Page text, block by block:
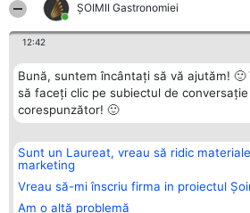
ȘOIMII Gastronomiei
12:42
Bună, suntem încântați să vă ajutăm! 🙂
să faceți clic pe subiectul de conversație
corespunzător! 🙂
Sunt un Laureat, vreau să ridic
marketing
Vreau să-mi înscriu firma in proiectul
Am o altă problemă
Organizator Ranking
BRIGHT SOLUTIONS BR SRL
Aleea Timisul De Sus 2 Bl. A30
Sc. A Et. 4 Ap. 13 Cod 061952
București
Plebiscyt
Lista Tuturor
Laureaților